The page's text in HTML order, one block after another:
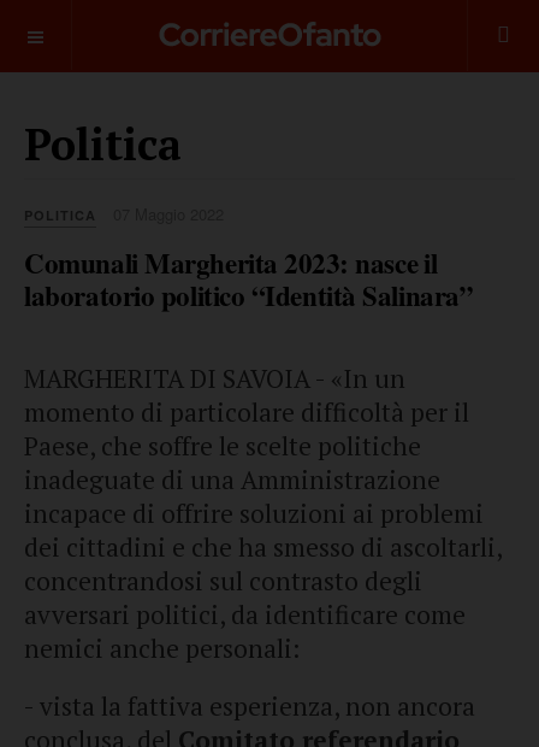
Politica
POLITICA
Comunali Margherita 2023: nasce il
laboratorio politico “Identità Salinara”
MARGHERITA DI SAVOIA - «In un
momento di particolare difficoltà per il
Paese, che soffre le scelte politiche
inadeguate di una Amministrazione
incapace di offrire soluzioni ai problemi
dei cittadini e che ha smesso di ascoltarli,
concentrandosi sul contrasto degli
avversari politici, da identificare come
nemici anche personali:
- vista la fattiva esperienza, non ancora
conclusa, del Comitato referendario